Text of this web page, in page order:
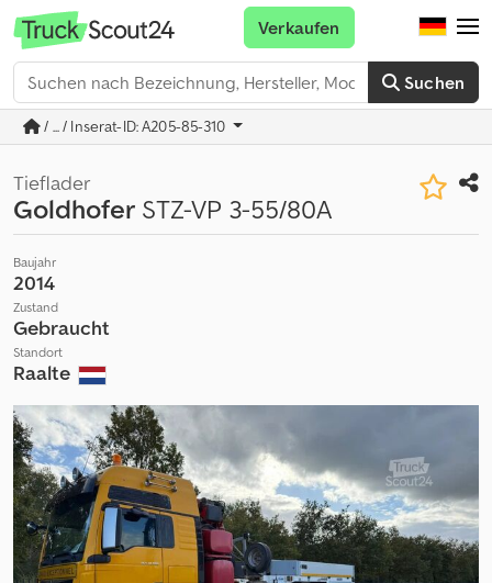
Suchen
Verkaufen
/ ... / Inserat-ID: A205-85-310
Tieflader
Goldhofer STZ-VP 3-55/80A
Baujahr
2014
Zustand
Gebraucht
Standort
Raalte